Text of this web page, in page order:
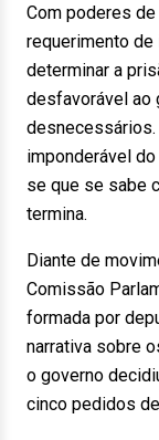
Com poderes
requerimento
determinar a
desfavorável ao
imponderável
se que se sabe
termina.
Diante de
Comissão
formada por
narrativa sobre
o governo
cinco pedidos